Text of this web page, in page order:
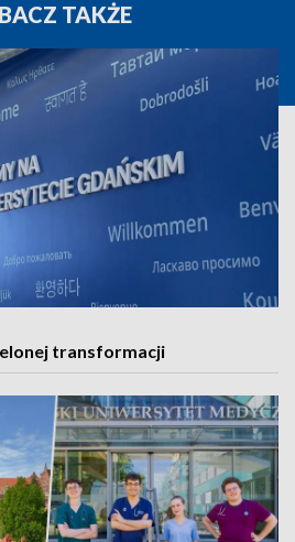
TAKŻE
transformacji